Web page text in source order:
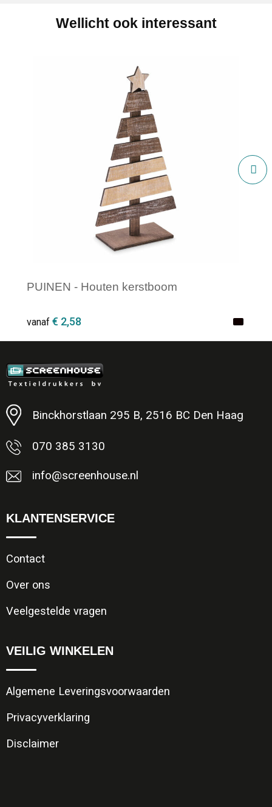
Wellicht ook interessant
PUINEN - Houten kerstboom
vanaf € 2,58
Minimale afname: 1
Binckhorstlaan 295 B, 2516 BC Den Haag
070 385 3130
info@screenhouse.nl
KLANTENSERVICE
Contact
Over ons
Veelgestelde vragen
VEILIG WINKELEN
Algemene Leveringsvoorwaarden
Privacyverklaring
Disclaimer